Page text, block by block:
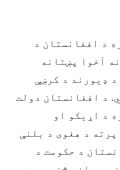
د افغانستان د
آخوا پښتانه
د ډیورند د کرښې
د افغانستان دولت
د اړیکو او
د هغوی د بلنې
د حکومت د